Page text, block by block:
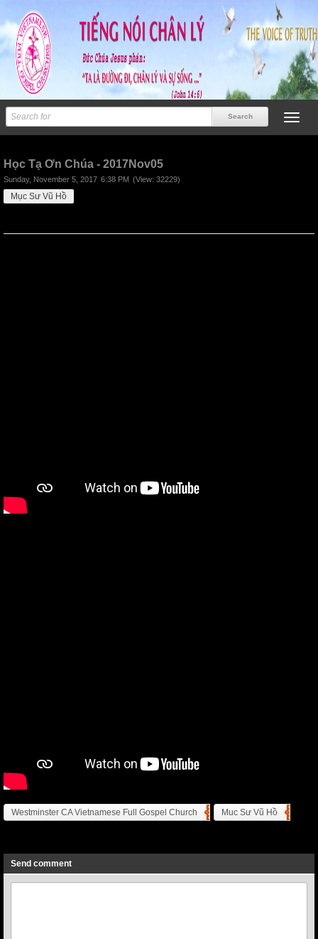
Học Tạ Ơn Chúa - 2017Nov05
Sunday, November 5, 2017 6:38 PM (View: 32229)
Mục Sư Vũ Hồ
Westminster CA Vietnamese Full Gospel Church Muc Sư Vũ Hồ
Send comment